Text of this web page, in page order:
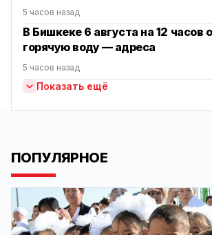
5 часов назад
В Бишкеке 6 августа на 12 часов
горячую воду — адреса
5 часов назад
Показать ещё
ПОПУЛЯРНОЕ